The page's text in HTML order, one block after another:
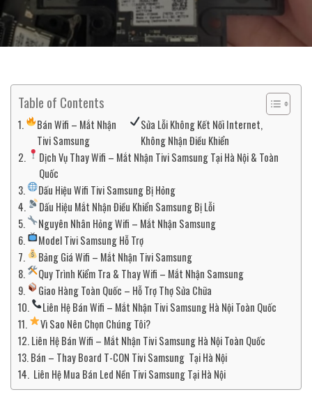
Table of Contents
Bán Wifi – Mắt Nhận
Tivi Samsung
Sửa Lỗi Không Kết Nối Internet,
Không Nhận Điều Khiển
Dịch Vụ Thay Wifi – Mắt Nhận Tivi Samsung Tại Hà Nội & Toàn
Quốc
Dấu Hiệu Wifi Tivi Samsung Bị Hỏng
Dấu Hiệu Mắt Nhận Điều Khiển Samsung Bị Lỗi
Nguyên Nhân Hỏng Wifi – Mắt Nhận Samsung
Model Tivi Samsung Hỗ Trợ
Bảng Giá Wifi – Mắt Nhận Tivi Samsung
Quy Trình Kiểm Tra & Thay Wifi – Mắt Nhận Samsung
Giao Hàng Toàn Quốc – Hỗ Trợ Thợ Sửa Chữa
Liên Hệ Bán Wifi – Mắt Nhận Tivi Samsung Hà Nội Toàn Quốc
Vì Sao Nên Chọn Chúng Tôi?
Liên Hệ Bán Wifi – Mắt Nhận Tivi Samsung Hà Nội Toàn Quốc
Bán – Thay Board T-CON Tivi Samsung Tại Hà Nội
Liên Hệ Mua Bán Led Nền Tivi Samsung Tại Hà Nội